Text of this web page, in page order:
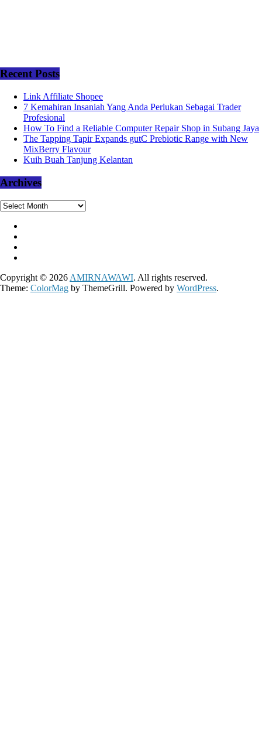
Recent Posts
Link Affiliate Shopee
7 Kemahiran Insaniah Yang Anda Perlukan Sebagai Trader
Profesional
How To Find a Reliable Computer Repair Shop in Subang Jaya
The Tapping Tapir Expands gutC Prebiotic Range with New
MixBerry Flavour
Kuih Buah Tanjung Kelantan
Archives
Archives
Copyright © 2026 AMIRNAWAWI. All rights reserved.
Theme: ColorMag by ThemeGrill. Powered by WordPress.